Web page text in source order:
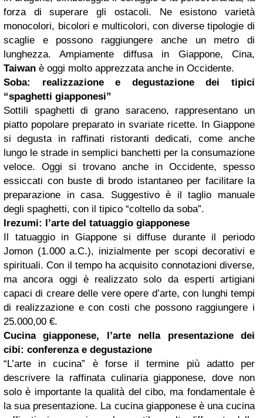
forza di superare gli ostacoli. Ne esistono varietà
monocolori, bicolori e multicolori, con diverse tipologie di
scaglie e possono raggiungere anche un metro di
lunghezza. Ampiamente diffusa in Giappone, Cina,
Taiwan è oggi molto apprezzata anche in Occidente.
Soba: realizzazione e degustazione dei tipici
“spaghetti giapponesi”
Sottili spaghetti di grano saraceno, rappresentano un
piatto popolare preparato in svariate ricette. In Giappone
si degusta in raffinati ristoranti dedicati, come anche
lungo le strade in semplici banchetti per la consumazione
veloce. Oggi si trovano anche in Occidente, spesso
essiccati con buste di brodo istantaneo per facilitare la
preparazione in casa. Suggestivo è il taglio manuale
degli spaghetti, con il tipico “coltello da soba”.
Irezumi: l’arte del tatuaggio giapponese
Il tatuaggio in Giappone si diffuse durante il periodo
Jomon (1.000 a.C.), inizialmente per scopi decorativi e
spirituali. Con il tempo ha acquisito connotazioni diverse,
ma ancora oggi è realizzato solo da esperti artigiani
capaci di creare delle vere opere d’arte, con lunghi tempi
di realizzazione e con costi che possono raggiungere i
25.000,00 €.
Cucina giapponese, l’arte nella presentazione dei
cibi: conferenza e degustazione
“L’arte in cucina” è forse il termine più adatto per
descrivere la raffinata culinaria giapponese, dove non
solo è importante la qualità del cibo, ma fondamentale è
la sua presentazione. La cucina giapponese è una cucina